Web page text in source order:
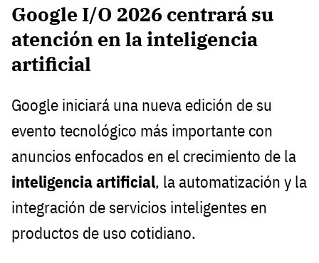
Google I/O 2026 centrará su
atención en la inteligencia
artificial
Google iniciará una nueva edición de su
evento tecnológico más importante con
anuncios enfocados en el crecimiento de la
inteligencia artificial, la automatización y la
integración de servicios inteligentes en
productos de uso cotidiano.